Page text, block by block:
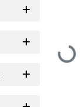
Loading...